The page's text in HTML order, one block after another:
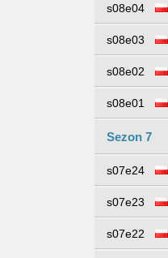
s08e04
s08e03
s08e02
s08e01
Sezon 7
s07e24
s07e23
s07e22